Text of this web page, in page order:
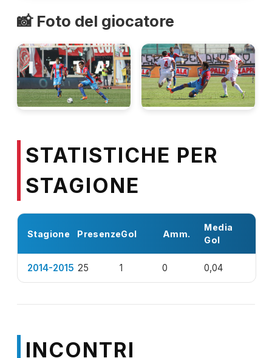
📸 Foto del giocatore
STATISTICHE PER
STAGIONE
Stagione PresenzeGol Amm.
Media
Gol
2014-2015 25 1 0 0,04
INCONTRI